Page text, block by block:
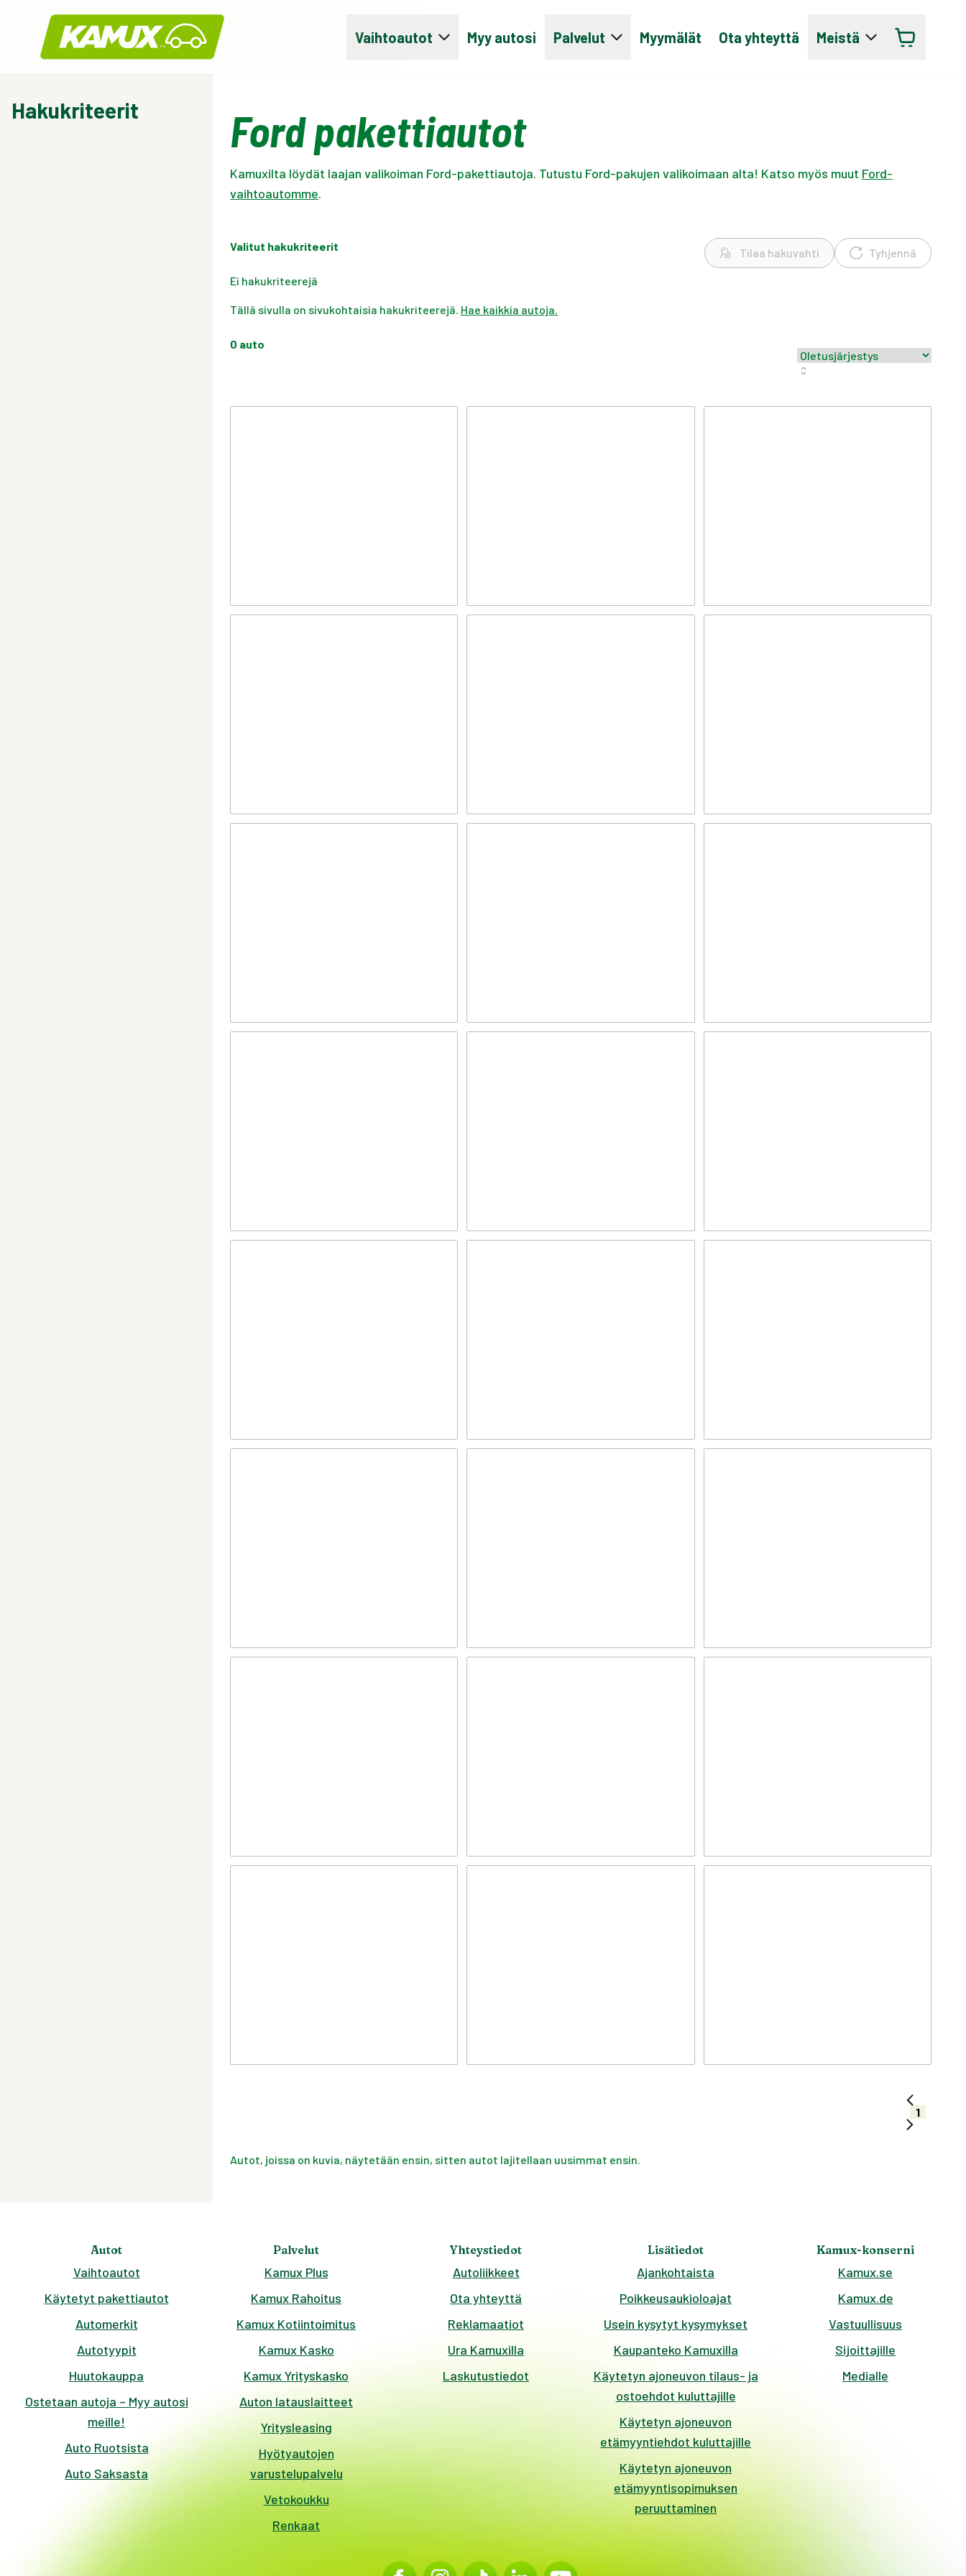
Kamux
Vaihtoautot Myy autosi Palvelut Myymälät Ota yhteyttä Meistä
Hakukriteerit Ford pakettiautot
Kamuxilta löydät laajan valikoiman Ford-pakettiautoja. Tutustu Ford-pakujen valikoimaan alta! Katso myös muut Ford-
vaihtoautomme.
Valitut hakukriteerit
Ei hakukriteerejä
Tilaa hakuvahti Tyhjennä
Tällä sivulla on sivukohtaisia hakukriteerejä. Hae kaikkia autoja.
0 auto
1
Autot, joissa on kuvia, näytetään ensin, sitten autot lajitellaan uusimmat ensin.
Autot
Vaihtoautot
Käytetyt pakettiautot
Automerkit
Autotyypit
Huutokauppa
Ostetaan autoja – Myy autosi
meille!
Auto Ruotsista
Auto Saksasta
Palvelut
Kamux Plus
Kamux Rahoitus
Kamux Kotiintoimitus
Kamux Kasko
Kamux Yrityskasko
Auton latauslaitteet
Yritysleasing
Hyötyautojen
varustelupalvelu
Vetokoukku
Renkaat
Yhteystiedot
Autoliikkeet
Ota yhteyttä
Reklamaatiot
Ura Kamuxilla
Laskutustiedot
Lisätiedot
Ajankohtaista
Poikkeusaukioloajat
Usein kysytyt kysymykset
Kaupanteko Kamuxilla
Käytetyn ajoneuvon tilaus- ja
ostoehdot kuluttajille
Käytetyn ajoneuvon
etämyyntiehdot kuluttajille
Käytetyn ajoneuvon
etämyyntisopimuksen
peruuttaminen
Kamux-konserni
Kamux.se
Kamux.de
Vastuullisuus
Sijoittajille
Medialle